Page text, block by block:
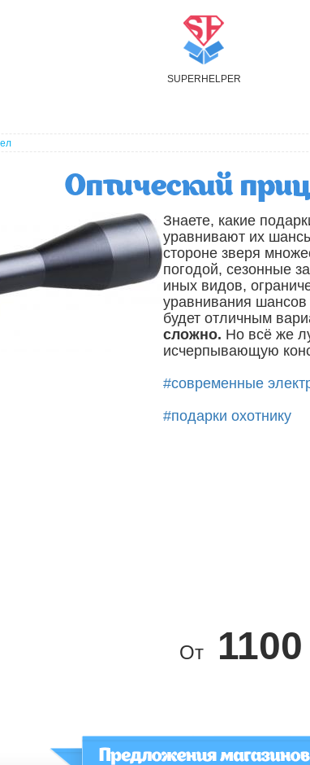
SUPER H ELPER
Оптический
Знаете, какие
уравнивают их
стороне зверя
погодой, сезонные
иных видов,
уравнивания шансов
будет отличным
сложно. Но всё же
исчерпывающую
#современные
#подарки охотнику
От 1100